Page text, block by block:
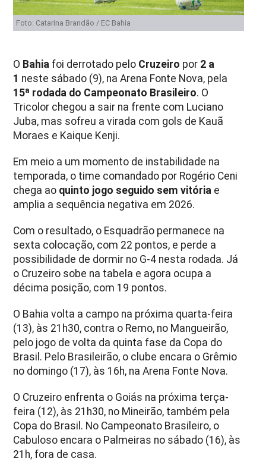
Foto: Catarina Brandão / EC Bahia
O Bahia foi derrotado pelo Cruzeiro por 2 a
1 neste sábado (9), na Arena Fonte Nova, pela
15ª rodada do Campeonato Brasileiro. O
Tricolor chegou a sair na frente com Luciano
Juba, mas sofreu a virada com gols de Kauã
Moraes e Kaique Kenji.
Em meio a um momento de instabilidade na
temporada, o time comandado por Rogério Ceni
chega ao quinto jogo seguido sem vitória e
amplia a sequência negativa em 2026.
Com o resultado, o Esquadrão permanece na
sexta colocação, com 22 pontos, e perde a
possibilidade de dormir no G-4 nesta rodada. Já
o Cruzeiro sobe na tabela e agora ocupa a
décima posição, com 19 pontos.
O Bahia volta a campo na próxima quarta-feira
(13), às 21h30, contra o Remo, no Mangueirão,
pelo jogo de volta da quinta fase da Copa do
Brasil. Pelo Brasileirão, o clube encara o Grêmio
no domingo (17), às 16h, na Arena Fonte Nova.
O Cruzeiro enfrenta o Goiás na próxima terça-
feira (12), às 21h30, no Mineirão, também pela
Copa do Brasil. No Campeonato Brasileiro, o
Cabuloso encara o Palmeiras no sábado (16), às
21h, fora de casa.